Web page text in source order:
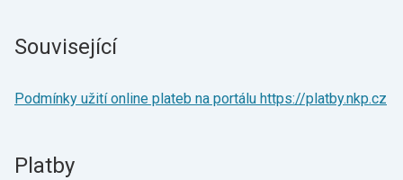
Související
Podmínky užití online plateb na portálu https://platby.nkp.cz
Platby